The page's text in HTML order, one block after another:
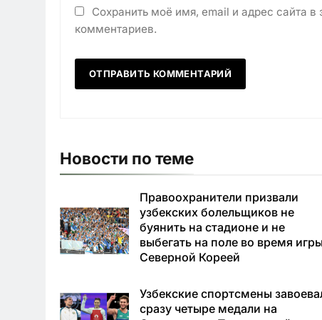
Сохранить моё имя, email и адрес сайта
комментариев.
Новости по теме
Правоохранители призвали
узбекских болельщиков не
буянить на стадионе и не
выбегать на поле во время
Северной Кореей
Узбекские спортсмены
сразу четыре медали на